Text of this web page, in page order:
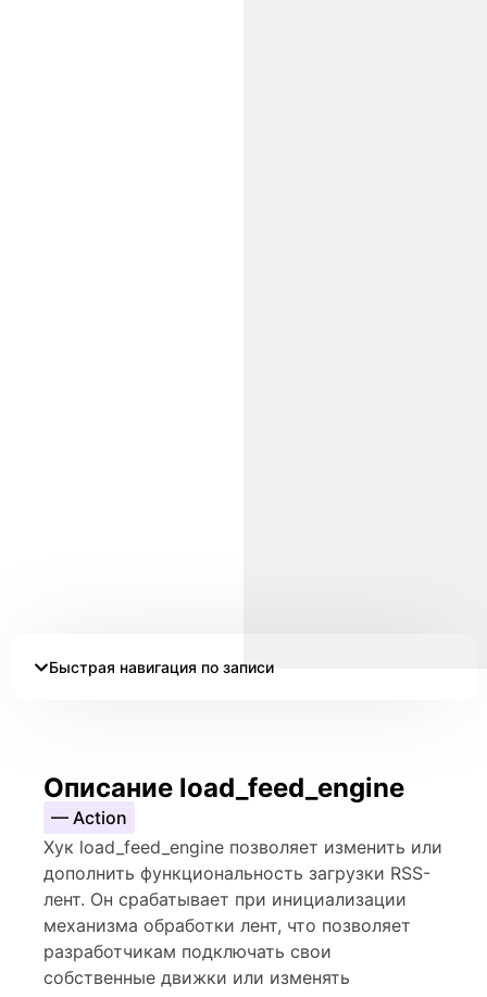
Быстрая навигация по записи
Описание load_feed_engine
— Action
Хук load_feed_engine позволяет изменить или
дополнить функциональность загрузки RSS-
лент. Он срабатывает при инициализации
механизма обработки лент, что позволяет
разработчикам подключать свои
собственные движки или изменять